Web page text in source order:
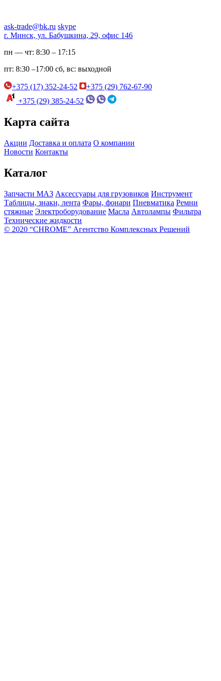
ask-trade@bk.ru skype
г. Минск, ул. Бабушкина, 29, офис 146
пн — чт: 8:30 – 17:15
пт: 8:30 –17:00 сб, вс: выходной
+375 (17) 352-24-52
+375 (29) 762-67-90
+375 (29) 385-24-52
Карта сайта
Акции Доставка и оплата О компании
Новости Контакты
Каталог
Запчасти МАЗ Аксессуары для грузовиков Инструмент
Таблицы, знаки, лента Фары, фонари Пневматика Ремни
стяжные Электроборудование Масла Автолампы Фильтра
Технические жидкости
© 2020 “CHROME” Агентство Комплексных Решений